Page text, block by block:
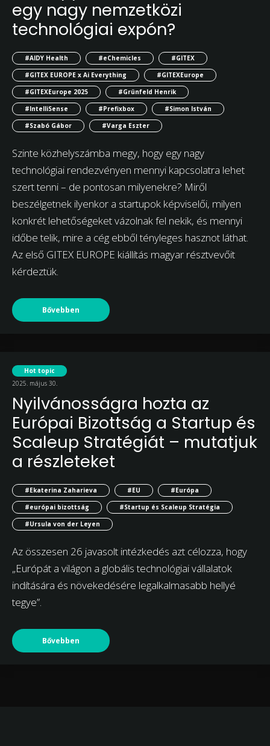
egy nagy nemzetközi
technológiai expón?
#AIDY Health #eChemicles
#GITEX
#GITEX EUROPE x Ai Everything
#GITEXEurope
#GITEXEurope 2025
#Grünfeld Henrik
#IntelliSense
#Prefixbox
#Simon István
#Szabó Gábor
#Varga Eszter
Szinte közhelyszámba megy, hogy egy nagy
technológiai rendezvényen mennyi kapcsolatra lehet
szert tenni – de pontosan milyenekre? Miről
beszélgetnek ilyenkor a startupok képviselői, milyen
konkrét lehetőségeket vázolnak fel nekik, és mennyi
időbe telik, mire a cég ebből tényleges hasznot láthat.
Az első GITEX EUROPE kiállítás magyar résztvevőit
kérdeztük.
Bővebben
Hot topic
2025. május 30.
Nyilvánosságra hozta az
Európai Bizottság a Startup és
Scaleup Stratégiát – mutatjuk
a részleteket
#Ekaterina Zaharieva #EU
#Európa
#európai bizottság
#Startup és Scaleup Stratégia
#Ursula von der Leyen
Az összesen 26 javasolt intézkedés azt célozza, hogy
„Európát a világon a globális technológiai vállalatok
indítására és növekedésére legalkalmasabb hellyé
tegye”.
Bővebben